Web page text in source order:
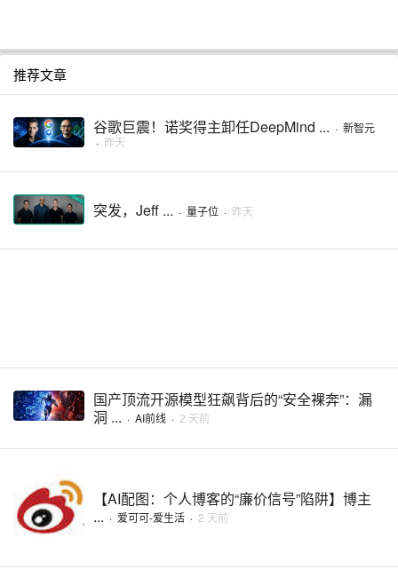
推荐文章
谷歌巨震！诺奖得主卸任DeepMind ... · 新智元
· 昨天
突发，Jeff ... · 量子位 · 昨天
国产顶流开源模型狂飙背后的“安全裸奔”：漏
洞 ... · AI前线 · 2 天前
【AI配图：个人博客的“廉价信号”陷阱】博主
... · 爱可可-爱生活 · 2 天前